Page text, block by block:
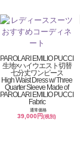
PAROLARI EMILIO PUCCI
生地×ハイウエスト切替
七分丈ワンピース
High Waist Dress w/ Three
Quarter Sleeve Made of
PAROLARI EMILIO PUCCI
Fabric
通常価格
39,000円(税別)